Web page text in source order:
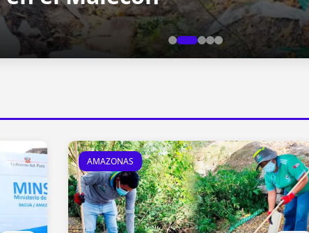
AMAZONAS